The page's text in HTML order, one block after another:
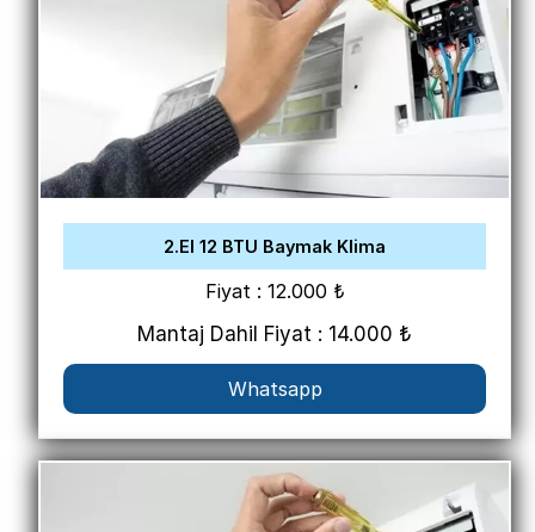
2.El 12 BTU Baymak Klima
Fiyat : 12.000 ₺
Mantaj Dahil Fiyat : 14.000 ₺
Whatsapp